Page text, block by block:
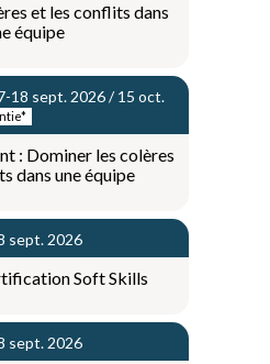
et les conflits dans
équipe
18 sept. 2026 / 15 oct.
: Dominer les colères
dans une équipe
sept. 2026
Soft Skills
sept. 2026